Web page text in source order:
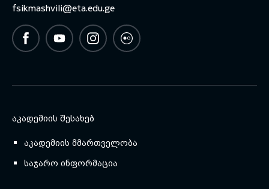
fsikmashvili@eta.edu.ge
ᲐᲙᲐᲓᲔᲛᲘᲘᲡ ᲨᲔᲡᲐᲮᲔᲑ
აკადემიის მმართველობა
საჯარო ინფორმაცია